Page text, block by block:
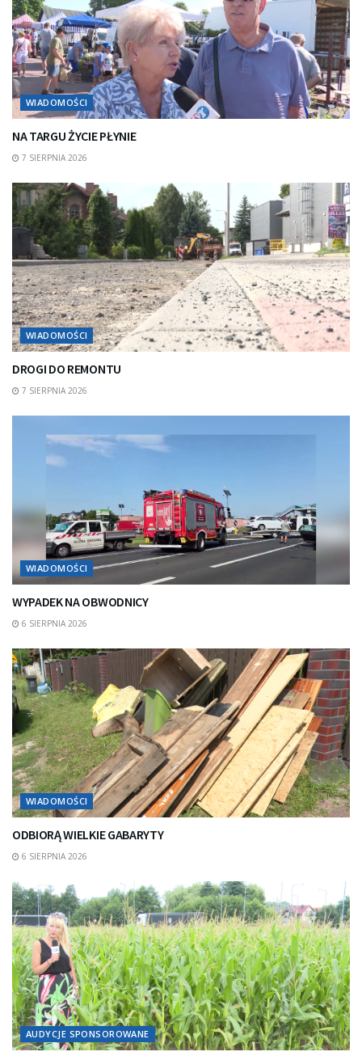
WIADOMOŚCI
NA TARGU ŻYCIE PŁYNIE
7 SIERPNIA 2026
WIADOMOŚCI
DROGI DO REMONTU
7 SIERPNIA 2026
WIADOMOŚCI
WYPADEK NA OBWODNICY
6 SIERPNIA 2026
WIADOMOŚCI
ODBIORĄ WIELKIE GABARYTY
6 SIERPNIA 2026
AUDYCJE SPONSOROWANE